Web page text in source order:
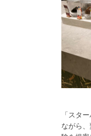
「スタ
ながら